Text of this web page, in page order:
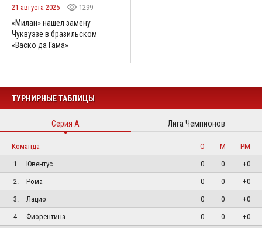
21 августа 2025 1299
«Милан» нашел замену
Чуквуэзе в бразильском
«Васко да Гама»
ТУРНИРНЫЕ ТАБЛИЦЫ
Серия А Лига Чемпионов
Команда О М
РМ
1.
Ювентус 0 0
+0
2.
Рома 0 0
+0
3.
Лацио 0 0
+0
4.
Фиорентина 0 0
+0